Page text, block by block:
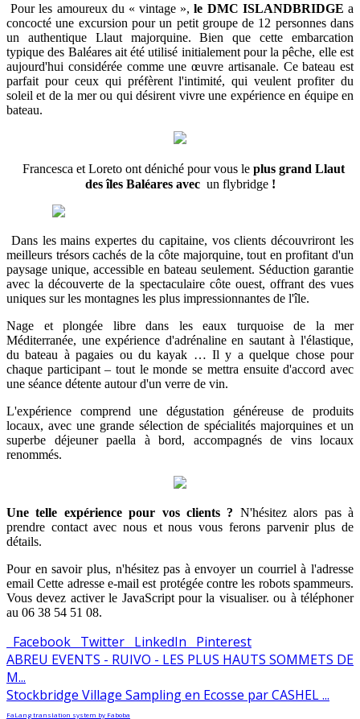
Pour les amoureux du « vintage », le DMC ISLANDBRIDGE a
concocté une excursion pour un petit groupe de 12 personnes dans
un authentique Llaut majorquine. Bien que cette embarcation
typique des Baléares ait été utilisé initialement pour la pêche, elle est
aujourd'hui considérée comme une œuvre artisanale. Ce bateau est
parfait pour ceux qui préfèrent l'intimité, qui veulent profiter du
soleil et de la mer ou qui désirent vivre une expérience en équipe en
bateau.
Francesca et Loreto ont déniché pour vous le plus grand Llaut
des îles Baléares avec un flybridge!
Dans les mains expertes du capitaine, vos clients découvriront les
meilleurs trésors cachés de la côte majorquine, tout en profitant d'un
paysage unique, accessible en bateau seulement. Séduction garantie
avec la découverte de la spectaculaire côte ouest, offrant des vues
uniques sur les montagnes les plus impressionnantes de l'île.
Nage et plongée libre dans les eaux turquoise de la mer
Méditerranée, une expérience d'adrénaline en sautant à l'élastique,
du bateau à pagaies ou du kayak … Il y a quelque chose pour
chaque participant – tout le monde se mettra ensuite d'accord avec
une séance détente autour d'un verre de vin.
L'expérience comprend une dégustation généreuse de produits
locaux, avec une grande sélection de spécialités majorquines et un
superbe déjeuner paella à bord, accompagnés de vins locaux
renommés.
Une telle expérience pour vos clients ? N'hésitez alors pas à
prendre contact avec nous et nous vous ferons parvenir plus de
détails.
Pour en savoir plus, n'hésitez pas à envoyer un courriel à l'adresse
emailCette adresse e-mail est protégée contre les robots spammeurs.
Vous devez activer le JavaScript pour la visualiser. ou à téléphoner
au 06 38 54 51 08.
Facebook Twitter LinkedIn
Pinterest
ABREU EVENTS - RUIVO - LES PLUS HAUTS SOMMETS DE
M...
Stockbridge Village Sampling en Ecosse par CASHEL ...
FaLang translation system by Faboba